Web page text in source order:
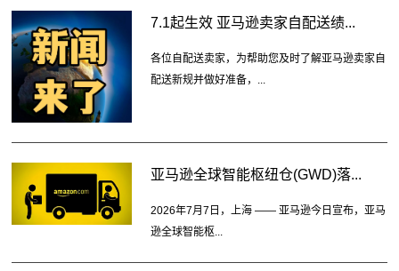
7.1起生效 亚马逊卖家自配送绩...
各位自配送卖家，为帮助您及时了解亚马逊卖家自
配送新规并做好准备，...
亚马逊全球智能枢纽仓(GWD)落...
2026年7月7日，上海 —— 亚马逊今日宣布，亚马
逊全球智能枢...